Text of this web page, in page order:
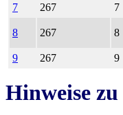
7
267 7
8 267 8
9 267 9
Hinweise